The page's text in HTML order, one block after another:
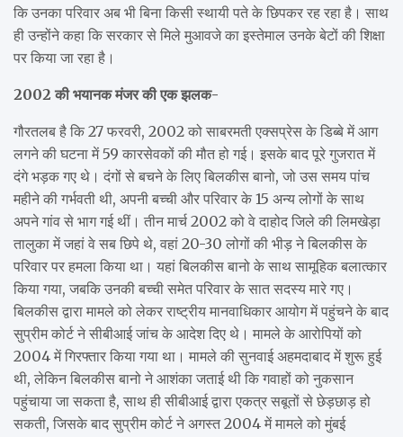
कि उनका परिवार अब भी बिना किसी स्थायी पते के छिपकर रह रहा है। साथ
ही उन्होंने कहा कि सरकार से मिले मुआवजे का इस्तेमाल उनके बेटों की शिक्षा
पर किया जा रहा है।
2002 की भयानक मंजर की एक झलक-
गौरतलब है कि 27 फरवरी, 2002 को साबरमती एक्सप्रेस के डिब्बे में आग
लगने की घटना में 59 कारसेवकों की मौत हो गई। इसके बाद पूरे गुजरात में
दंगे भड़क गए थे। दंगों से बचने के लिए बिलकीस बानो, जो उस समय पांच
महीने की गर्भवती थी, अपनी बच्ची और परिवार के 15 अन्य लोगों के साथ
अपने गांव से भाग गई थीं। तीन मार्च 2002 को वे दाहोद जिले की लिमखेड़ा
तालुका में जहां वे सब छिपे थे, वहां 20-30 लोगों की भीड़ ने बिलकीस के
परिवार पर हमला किया था। यहां बिलकीस बानो के साथ सामूहिक बलात्कार
किया गया, जबकि उनकी बच्ची समेत परिवार के सात सदस्य मारे गए।
बिलकीस द्वारा मामले को लेकर राष्ट्रीय मानवाधिकार आयोग में पहुंचने के बाद
सुप्रीम कोर्ट ने सीबीआई जांच के आदेश दिए थे। मामले के आरोपियों को
2004 में गिरफ्तार किया गया था। मामले की सुनवाई अहमदाबाद में शुरू हुई
थी, लेकिन बिलकीस बानो ने आशंका जताई थी कि गवाहों को नुकसान
पहुंचाया जा सकता है, साथ ही सीबीआई द्वारा एकत्र सबूतों से छेड़छाड़ हो
सकती, जिसके बाद सुप्रीम कोर्ट ने अगस्त 2004 में मामले को मुंबई